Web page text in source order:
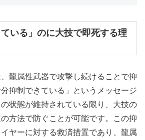
ている」のに大技で即死する理
龍属性武器で攻撃し続けることで抑
抑制できている」というメッセージ
状態が維持されている限り、大技の
方法で防ぐことが可能です。この抑
ヤーに対する救済措置であり、龍属